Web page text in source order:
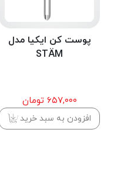
پوست کن ایکیا مدل
STÄM
۶۵۷,۰۰۰ تومان
افزودن به سبد خرید